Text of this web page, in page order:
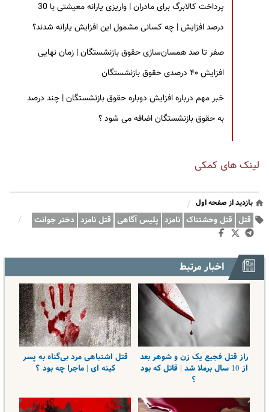
پرداخت کالابرگ برای مادران | واریزی یارانه معیشتی با 30
درصد افزایش | چه کسانی مشمول این افزایش یارانه شدند؟
صفر تا صد همسان‌سازی حقوق بازنشستگان | زمان نهایی
افزایش ۴۰ درصدی حقوق بازنشستگان
خبر مهم درباره افزایش دوباره حقوق بازنشستگان | چند درصد
به حقوق بازنشستگان اضافه می شود ؟
لینک های کمکی
بازدید از صفحه اول /
قتل قتل وحشتناک نامزد پلیس آگاهی قتل نامزد دختر جوانت /
اخبار مرتبط
راز قتل فجیع یک زن و شوهر بعد
از 10 سال برملا شد | قاتل که بود
؟
قتل اشتباهی مرد بی‌گناه به پسر
کینه ای | ماجرا چه بود ؟